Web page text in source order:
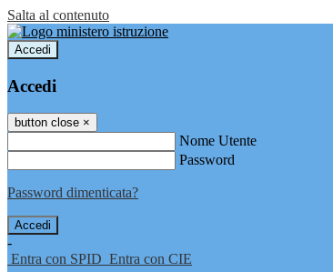
Salta al contenuto
Accedi
Accedi
button close ×
Nome Utente
Password
Password dimenticata?
-
Entra con SPID Entra con CIE